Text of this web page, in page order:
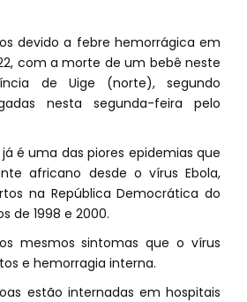
devido a febre hemorrágica em
com a morte de um bebê neste
de Uige (norte), segundo
nesta segunda-feira pelo
é uma das piores epidemias que
africano desde o vírus Ebola,
na República Democrática do
de 1998 e 2000.
mesmos sintomas que o vírus
e hemorragia interna.
estão internadas em hospitais